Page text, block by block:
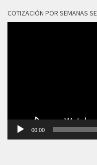
COTIZACIÓN POR SEMANAS
00:00